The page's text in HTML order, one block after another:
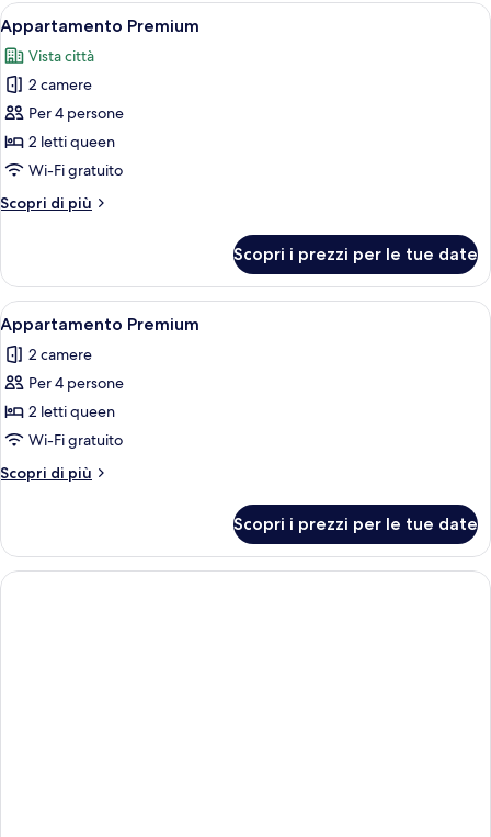
Apri
tutte
le
foto
per
Appartamento
Premium
Un cortile con pavimento a scacchi,
13
Appartamento Premium
Vista città
2 camere
Per 4 persone
2 letti queen
Wi-Fi gratuito
Scopri di più
Altri
Premium
Scopri i prezzi per le tue date
Apri
tutte
le
foto
per
Appartamento
Premium
Un cortile con vasi sospesi,
12
Appartamento Premium
2 camere
Per 4 persone
2 letti queen
Wi-Fi gratuito
Scopri di più
Altri
Premium
Scopri i prezzi per le tue date